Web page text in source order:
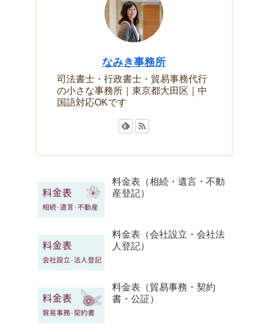
なみき事務所
司法書士・行政書士・貿易事務代行
の小さな事務所｜東京都大田区｜中
国語対応OKです
料金表（相続・遺言・不動
産登記）
料金表（会社設立・会社法
人登記）
料金表（貿易事務・契約
書・公証）